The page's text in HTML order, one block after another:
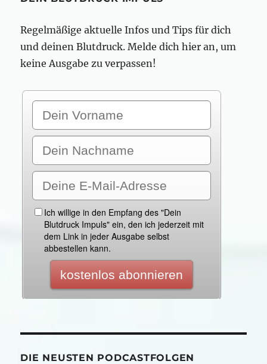
Regelmäßige aktuelle Infos und Tips für dich
und deinen Blutdruck. Melde dich hier an, um
keine Ausgabe zu verpassen!
DIE NEUSTEN PODCASTFOLGEN